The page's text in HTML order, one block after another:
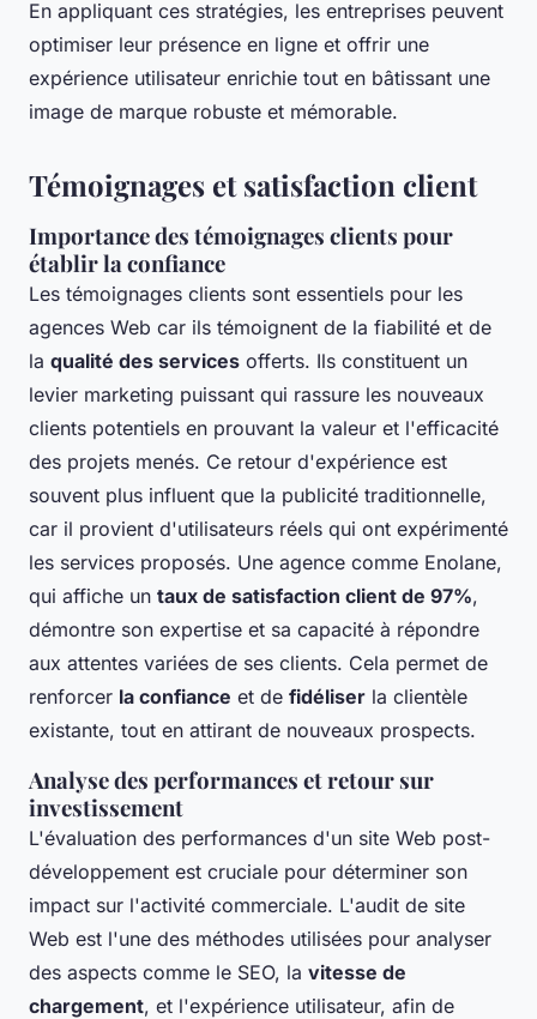
En appliquant ces stratégies, les entreprises peuvent
optimiser leur présence en ligne et offrir une
expérience utilisateur enrichie tout en bâtissant une
image de marque robuste et mémorable.
Témoignages et satisfaction client
Importance des témoignages clients pour
établir la confiance
Les témoignages clients sont essentiels pour les
agences Web car ils témoignent de la fiabilité et de
la qualité des services offerts. Ils constituent un
levier marketing puissant qui rassure les nouveaux
clients potentiels en prouvant la valeur et l'efficacité
des projets menés. Ce retour d'expérience est
souvent plus influent que la publicité traditionnelle,
car il provient d'utilisateurs réels qui ont expérimenté
les services proposés. Une agence comme Enolane,
qui affiche un taux de satisfaction client de 97%,
démontre son expertise et sa capacité à répondre
aux attentes variées de ses clients. Cela permet de
renforcer la confiance et de fidéliser la clientèle
existante, tout en attirant de nouveaux prospects.
Analyse des performances et retour sur
investissement
L'évaluation des performances d'un site Web post-
développement est cruciale pour déterminer son
impact sur l'activité commerciale. L'audit de site
Web est l'une des méthodes utilisées pour analyser
des aspects comme le SEO, la vitesse de
chargement, et l'expérience utilisateur, afin de